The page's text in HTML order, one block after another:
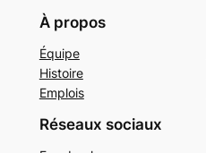
À propos
Équipe
Histoire
Emplois
Réseaux sociaux